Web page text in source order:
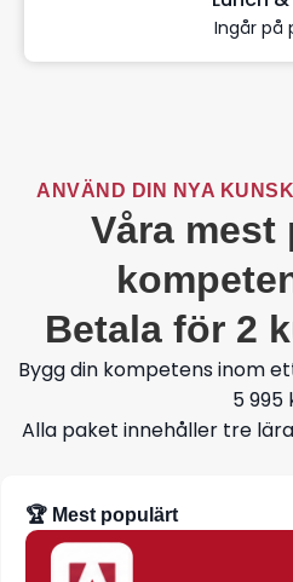
Ingår på
ANVÄND DIN NYA
Våra mest
Betala för 2
Bygg din kompetens inom
5 995
Alla paket innehåller tre
🏆 Mest populärt